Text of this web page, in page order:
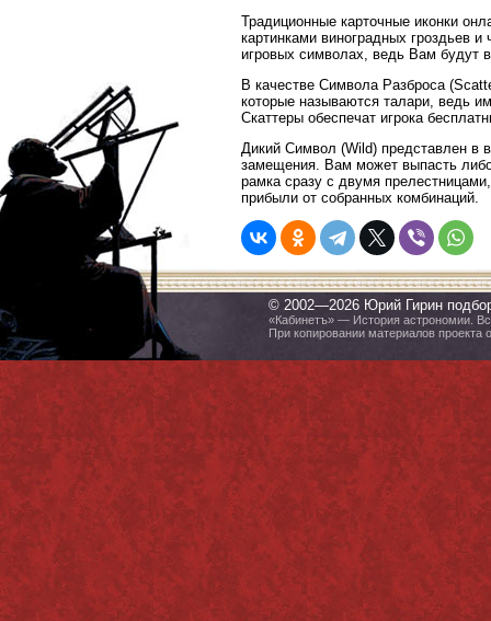
Традиционные карточные иконки
картинками виноградных гроздьев
игровых символах, ведь Вам будут
В качестве Символа Разброса
которые называются талари, ведь
Скаттеры обеспечат игрока
Дикий Символ (Wild) представлен в
замещения. Вам может выпасть
рамка сразу с двумя
прибыли от собранных комбинаций.
© 2002—2026 Юрий Гирин
«Кабинетъ» — История астрономии.
При копировании материалов проекта